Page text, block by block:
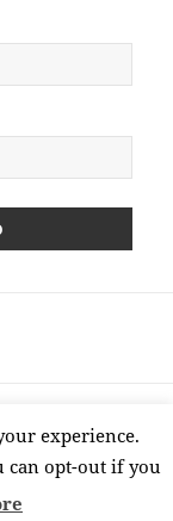
experience.
can opt-out if you